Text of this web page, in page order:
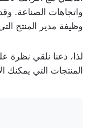
واتجاهات الصناعة.
وظيفة مدير المنتج
لذا، دعنا نلقي
المنتجات التي يمكنك